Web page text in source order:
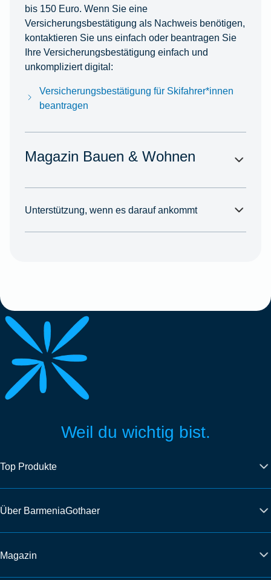
bis 150 Euro. Wenn Sie eine
Versicherungsbestätigung als Nachweis benötigen,
kontaktieren Sie uns einfach oder beantragen Sie
Ihre Versicherungsbestätigung einfach und
unkompliziert digital:
Versicherungsbestätigung für Skifahrer*innen
beantragen
Magazin Bauen & Wohnen
Unterstützung, wenn es darauf ankommt
Weil du wichtig bist.
Top Produkte
Über BarmeniaGothaer
Magazin